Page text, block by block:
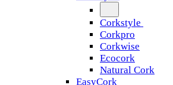
Corkstyle
Corkpro
Corkwise
Ecocork
Natural Cork
EasyCork